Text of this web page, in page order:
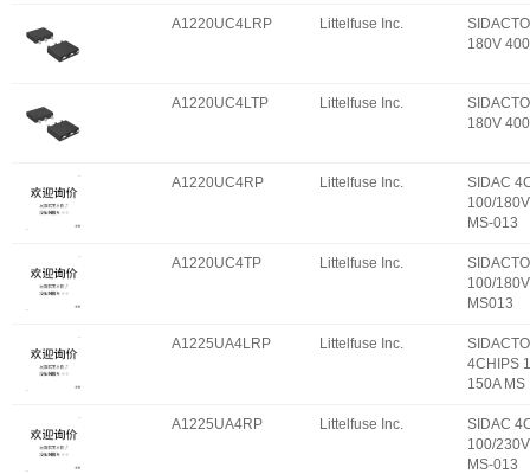
A1220UC4LRP Littelfuse Inc.
180V
A1220UC4LTP Littelfuse Inc.
180V
A1220UC4RP Littelfuse Inc.
SIDAC
100/
MS-013
A1220UC4TP Littelfuse Inc.
100/
MS013
A1225UA4LRP Littelfuse Inc.
4CHIPS
150A MS
A1225UA4RP Littelfuse Inc.
SIDAC
100/
MS-013